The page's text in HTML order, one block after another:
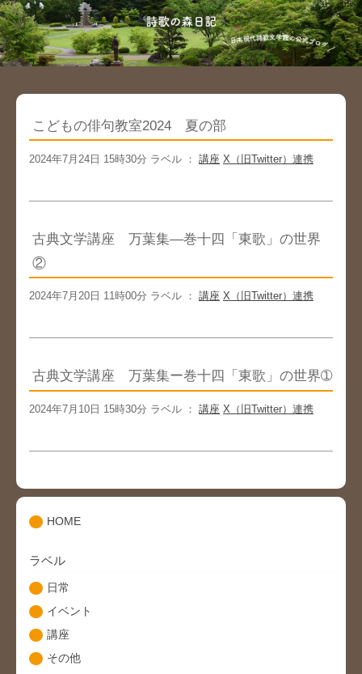
こどもの俳句教室2024 夏の部
2024年7月24日 15時30分 ラベル ： 講座 X（旧Twitter）連携
古典文学講座 万葉集―巻十四「東歌」の世界
②
2024年7月20日 11時00分 ラベル ： 講座 X（旧Twitter）連携
古典文学講座 万葉集ー巻十四「東歌」の世界➀
2024年7月10日 15時30分 ラベル ： 講座 X（旧Twitter）連携
HOME
ラベル
日常
イベント
講座
その他